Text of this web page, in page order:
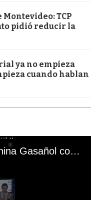
TCP
pidió reducir la
ya no empieza
cuando hablan
El mal momento de Yanina Gasañol con un hincha argentino en "Subrayado"